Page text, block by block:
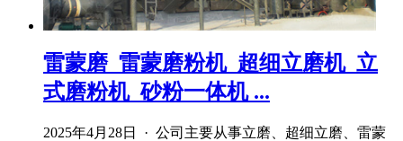
雷蒙磨_雷蒙磨粉机_超细立磨机_立
式磨粉机_砂粉一体机 ...
2025年4月28日 · 公司主要从事立磨、超细立磨、雷蒙